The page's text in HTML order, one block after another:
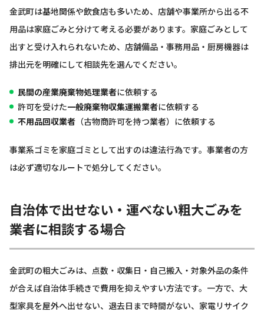
金武町は基地関係や飲食店も多いため、店舗や事業所から出る不
用品は家庭ごみと分けて考える必要があります。家庭ごみとして
出すと受け入れられないため、店舗備品・事務用品・厨房機器は
排出元を明確にして相談先を選んでください。
民間の産業廃棄物処理業者に依頼する
許可を受けた一般廃棄物収集運搬業者に依頼する
不用品回収業者 （古物商許可を持つ業者）に依頼する
事業系ゴミを家庭ゴミとして出すのは違法行為です。事業者の方
は必ず適切なルートで処分してください。
自治体で出せない・運べない粗大ごみを
業者に相談する場合
金武町の粗大ごみは、点数・収集日・自己搬入・対象外品の条件
が合えば自治体手続きで費用を抑えやすい方法です。一方で、大
型家具を屋外へ出せない、退去日まで時間がない、家電リサイク